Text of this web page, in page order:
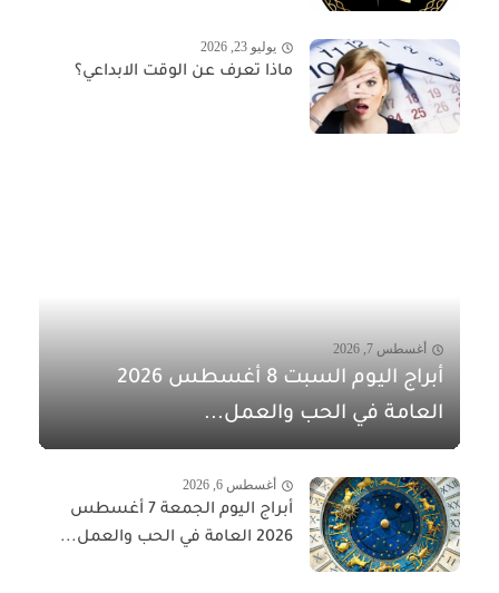
يوليو 23, 2026
ماذا تعرف عن الوقت الابداعي؟
أغسطس 7, 2026
أبراج اليوم السبت 8 أغسطس 2026
العامة في الحب والعمل...
أغسطس 6, 2026
أبراج اليوم الجمعة 7 أغسطس
2026 العامة في الحب والعمل...